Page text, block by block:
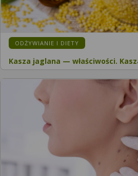
ODŻYWIANIE I DIETY
Kasza jaglana — właściwości.